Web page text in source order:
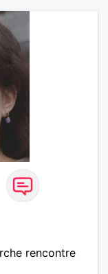
rencontre